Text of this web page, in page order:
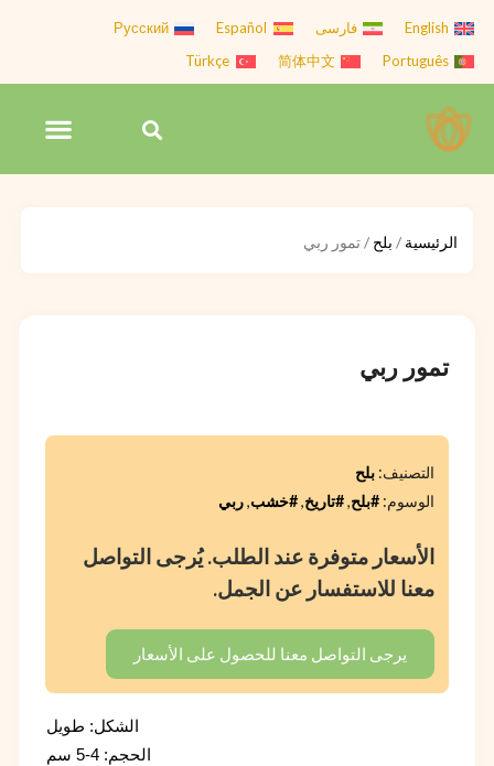
content
English فارسی Español
Русский
Português
简体中文
Türkçe
Search
الرئيسية / بلح / تمور ربي
تمور ربي
التصنيف: بلح
الوسوم: #بلح,#تاريخ,#خشب,ربي
الأسعار متوفرة عند الطلب. يُرجى التواصل
معنا للاستفسار عن الجمل.
يرجى التواصل معنا للحصول على الأسعار
الشكل: طويل
الحجم: 4-5 سم